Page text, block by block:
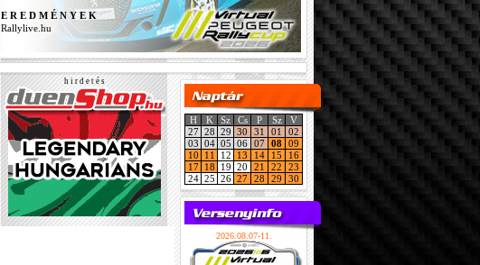
E R E D M É N Y E K
Rallylive.hu
h i r d e t é s
H K Sz Cs P Sz
V
27 28 29 30 31 01
02
03 04 05 06 07 08 09
10
11 12 13 14 15
16
17
18 19 20 21 22
23
24 25 26 27 28 29 30
2026.08.07-11.